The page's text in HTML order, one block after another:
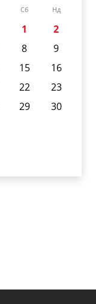
Сб Нд
1
2
8
9
15
16
22
23
29
30